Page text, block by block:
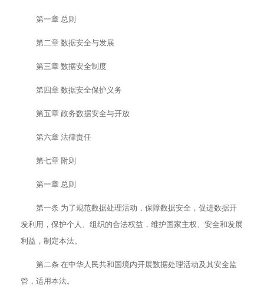
第一章 总则
第二章 数据安全与发展
第三章 数据安全制度
第四章 数据安全保护义务
第五章 政务数据安全与开放
第六章 法律责任
第七章 附则
第一章 总则
第一条 为了规范数据处理活动，保障数据安全，促进数据开
发利用，保护个人、组织的合法权益，维护国家主权、安全和发展
利益，制定本法。
第二条 在中华人民共和国境内开展数据处理活动及其安全监
管，适用本法。